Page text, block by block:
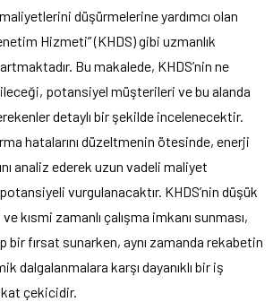
düşürmelerine yardımcı olan
Hizmeti” (KHDS) gibi uzmanlık
Bu makalede, KHDS’nin ne
potansiyel müşterileri ve bu alanda
detaylı bir şekilde incelenecektir.
hatalarını düzeltmenin ötesinde, enerji
analiz ederek uzun vadeli maliyet
vurgulanacaktır. KHDS’nin düşük
kısmi zamanlı çalışma imkanı sunması,
fırsat sunarken, aynı zamanda rekabetin
dalgalanmalara karşı dayanıklı bir iş
çekicidir.